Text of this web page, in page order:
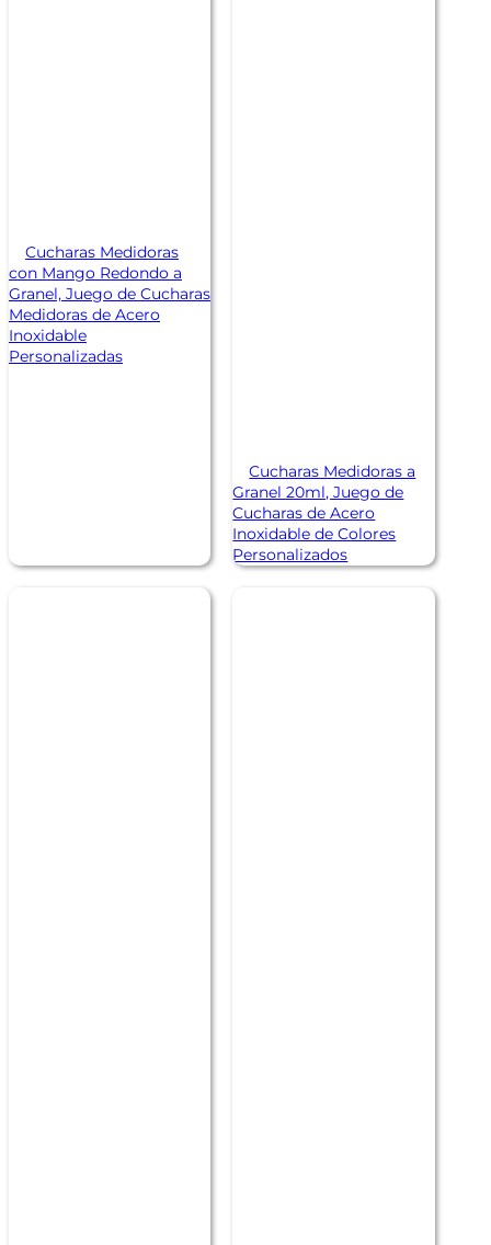
Cucharas Medidoras
con Mango Redondo a
Granel, Juego de Cucharas
Medidoras de Acero
Inoxidable
Personalizadas
Cucharas Medidoras a
Granel 20ml, Juego de
Cucharas de Acero
Inoxidable de Colores
Personalizados